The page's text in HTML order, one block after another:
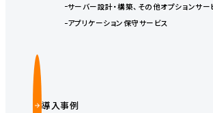
サーバー設計・構築、その他オプションサー
アプリケーション保守サービス
導入事例